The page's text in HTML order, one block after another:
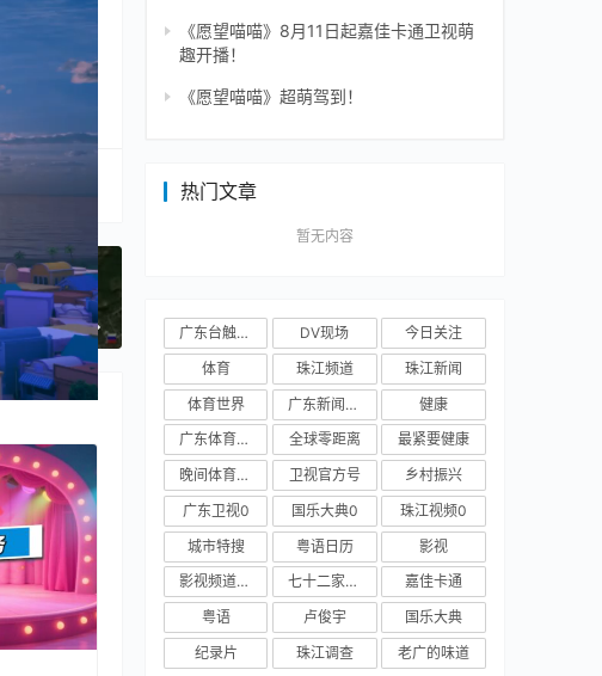
下一篇
《愿望喵喵》8月11日起嘉佳卡通卫视萌
趣开播！
《愿望喵喵》超萌驾到！
热门文章
暂无内容
广东台触电新闻 DV现场
今日关注
体育
珠江频道
珠江新闻
体育世界
广东新闻频道
健康
广东体育频道
全球零距离
最紧要健康
晚间体育新闻
卫视官方号
乡村振兴
广东卫视0
国乐大典0
珠江视频0
城市特搜
粤语日历
影视
影视频道新媒体
七十二家房客
嘉佳卡通
粤语
卢俊宇
国乐大典
纪录片
珠江调查 老广的味道